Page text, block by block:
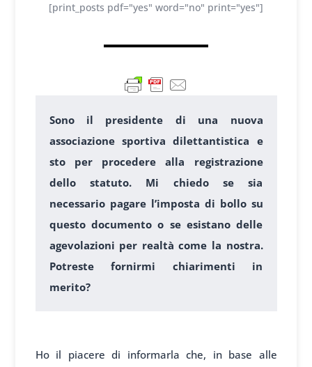
[print_posts pdf="yes" word="no" print="yes"]
Sono il presidente di una nuova
associazione sportiva dilettantistica e
sto per procedere alla registrazione
dello statuto. Mi chiedo se sia
necessario pagare l’imposta di bollo su
questo documento o se esistano delle
agevolazioni per realtà come la nostra.
Potreste fornirmi chiarimenti in
merito?
Ho il piacere di informarla che, in base alle